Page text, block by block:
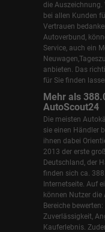
die
bei allen Kunden
Vertrauen
Autoverbund,
Service, auch ein
anbieten. Das
für Sie finden
Mehr als
AutoScout24
Die meisten
sie einen Händler
ihnen dabei
2013 der erste
Deutschland, der
finden sich ca.
Internetseite. Auf
können Nutzer
Bereiche
Zuverlässigkeit,
Kauferlebnis.